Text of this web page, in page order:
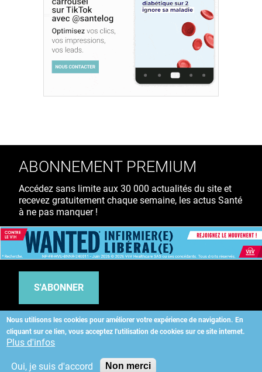
Nous utilisons les cookies pour améliorer votre expérience de navigation. En
cliquant sur ce lien, vous acceptez l'utilisation de cookies sur ce site internet.
Plus d'infos
Oui, je suis d'accord Non merci
ABONNEMENT PREMIUM
Accédez sans limite aux 30 000 actualités du site et
recevez gratuitement chaque semaine, les actus Santé
à ne pas manquer !
39€ TTC
/ an
S'ABONNER
Copyright©2026 ALLIEDHEALTH
KAURIWEB